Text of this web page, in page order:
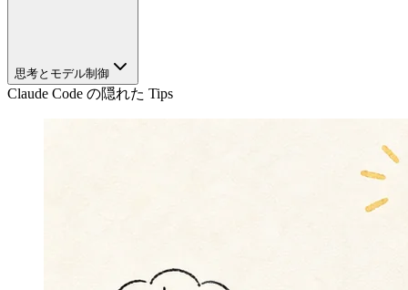
思考とモデル制御
Claude Code の隠れた Tips